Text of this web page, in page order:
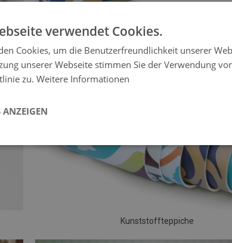
Kunststoffteppiche
verwendet Cookies.
Cookies, um die Benutzerfreundlichkeit unserer
unserer Webseite stimmen Sie der Verwendung
zu. Weitere Informationen
ANZEIGEN